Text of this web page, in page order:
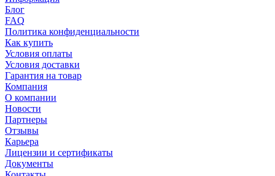
Блог
FAQ
Политика конфиденциальности
Как купить
Условия оплаты
Условия доставки
Гарантия на товар
Компания
О компании
Новости
Партнеры
Отзывы
Карьера
Лицензии и сертификаты
Документы